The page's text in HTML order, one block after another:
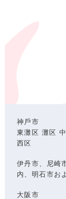
神⼾市
東灘区 灘区
⻄区
伊丹市、尼崎
内、明石市お
⼤阪市